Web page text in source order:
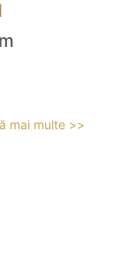
mai multe >>